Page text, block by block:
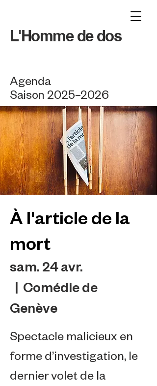
L'Homme de dos
Agenda
Saison 2025–2026
À l'article de la
mort
sam. 24 avr.
  |
Comédie de
Genève
Spectacle malicieux en
forme d’investigation, le
dernier volet de la